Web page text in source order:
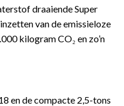
draaiende Super
van de emissieloze
kilogram CO₂ en zo’n
en de compacte 2,5-tons